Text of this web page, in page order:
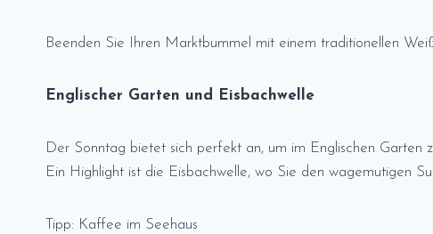
Beenden Sie Ihren Marktbummel mit einem traditionellen
Englischer Garten und Eisbachwelle
Der Sonntag bietet sich perfekt an, um im Englischen
Ein Highlight ist die Eisbachwelle, wo Sie den wagemutigen
Tipp: Kaffee im Seehaus